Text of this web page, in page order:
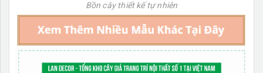
Bồn cây thiết kế tự nhiên